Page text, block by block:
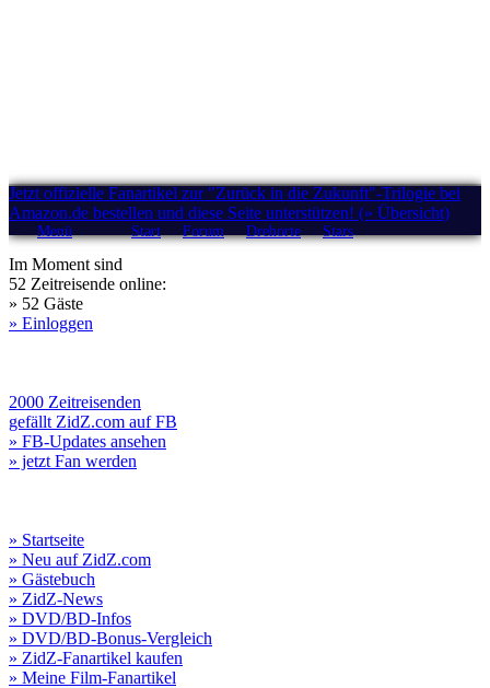
Jetzt offizielle Fanartikel zur "Zurück in die Zukunft"-Trilogie bei
Amazon.de bestellen und diese Seite unterstützen! (» Übersicht)
Menü Start Forum Drehorte Stars
Im Moment sind
52 Zeitreisende online:
» 52 Gäste
» Einloggen
2000 Zeitreisenden
gefällt ZidZ.com auf FB
» FB-Updates ansehen
» jetzt Fan werden
» Startseite
» Neu auf ZidZ.com
» Gästebuch
» ZidZ-News
» DVD/BD-Infos
» DVD/BD-Bonus-Vergleich
» ZidZ-Fanartikel kaufen
» Meine Film-Fanartikel